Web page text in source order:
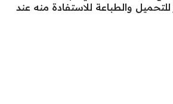
والطباعة للاستفادة منه عند